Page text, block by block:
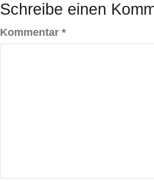
Schreibe einen
Kommentar *